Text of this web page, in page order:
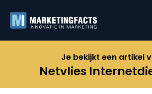
Je bekijkt een artikel
Netvlies